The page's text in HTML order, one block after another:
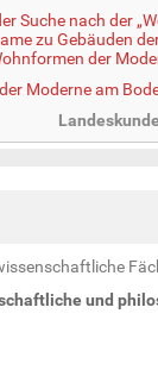
Suche nach der
zu Gebäuden
der
Moderne am
und